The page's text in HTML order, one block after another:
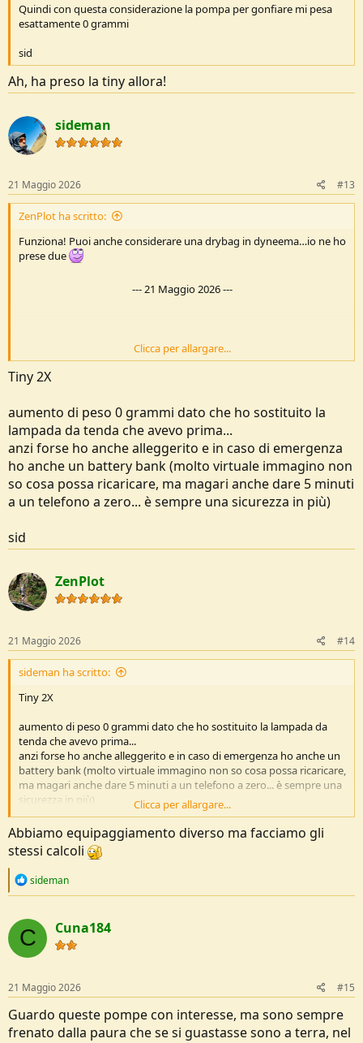
Quindi con questa considerazione la pompa per gonfiare mi pesa
esattamente 0 grammi
sid
Ah, ha preso la tiny allora!
sideman
21 Maggio 2026 #13
ZenPlot ha scritto:
Funziona! Puoi anche considerare una drybag in dyneema…io ne ho
prese due
--- 21 Maggio 2026---
Ah, ha preso la tiny allora!Clicca per allargare...
Tiny 2X
aumento di peso 0 grammi dato che ho sostituito la
lampada da tenda che avevo prima...
anzi forse ho anche alleggerito e in caso di emergenza
ho anche un battery bank (molto virtuale immagino non
so cosa possa ricaricare, ma magari anche dare 5 minuti
a un telefono a zero... è sempre una sicurezza in più)
sid
ZenPlot
21 Maggio 2026 #14
sideman ha scritto:
Tiny 2X
aumento di peso 0 grammi dato che ho sostituito la lampada da
tenda che avevo prima...
anzi forse ho anche alleggerito e in caso di emergenza ho anche un
battery bank (molto virtuale immagino non so cosa possa ricaricare,
ma magari anche dare 5 minuti a un telefono a zero... è sempre una
sicurezza in più)
sid
Clicca per allargare...
Abbiamo equipaggiamento diverso ma facciamo gli
stessi calcoli
R
c
t
i
o
s
:
sideman
C Cuna184
21 Maggio 2026 #15
Guardo queste pompe con interesse, ma sono sempre
frenato dalla paura che se si guastasse sono a terra, nel